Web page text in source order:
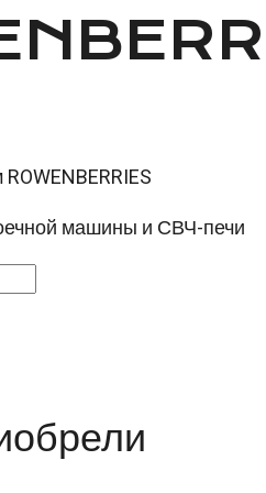
машины и СВЧ-печи